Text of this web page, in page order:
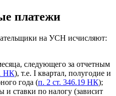
платежи
на УСН исчисляют:
следующего за отчетным
НК), т.е. I квартал, полугодие и
года (п. 2 ст. 346.19 НК);
и ставки по налогу (зависит